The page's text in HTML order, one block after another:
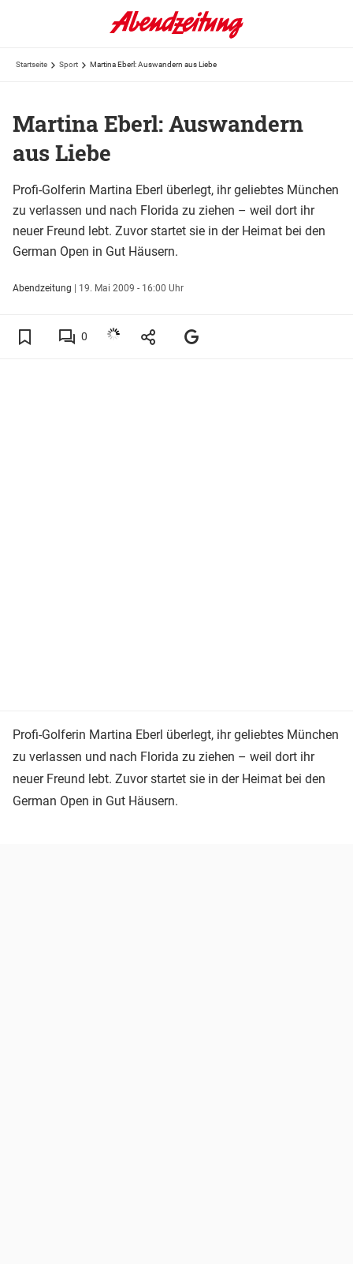
Startseite Sport Martina Eberl: Auswandern aus Liebe
Martina Eberl: Auswandern
aus Liebe
Profi-Golferin Martina Eberl überlegt, ihr geliebtes München
zu verlassen und nach Florida zu ziehen – weil dort ihr
neuer Freund lebt. Zuvor startet sie in der Heimat bei den
German Open in Gut Häusern.
Abendzeitung | 19. Mai 2009 - 16:00 Uhr
0
Profi-Golferin Martina Eberl überlegt, ihr geliebtes München
zu verlassen und nach Florida zu ziehen – weil dort ihr
neuer Freund lebt. Zuvor startet sie in der Heimat bei den
German Open in Gut Häusern.